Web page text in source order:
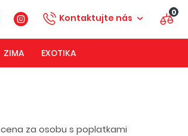
Kontaktujte nás 0
ZIMA EXOTIKA
cena za osobu s poplatkami